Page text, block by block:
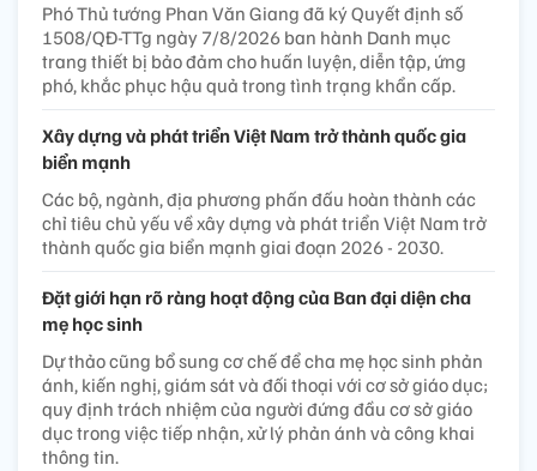
Phó Thủ tướng Phan Văn Giang đã ký Quyết định số
1508/QĐ-TTg ngày 7/8/2026 ban hành Danh mục
trang thiết bị bảo đảm cho huấn luyện, diễn tập, ứng
phó, khắc phục hậu quả trong tình trạng khẩn cấp.
Xây dựng và phát triển Việt Nam trở thành quốc gia
biển mạnh
Các bộ, ngành, địa phương phấn đấu hoàn thành các
chỉ tiêu chủ yếu về xây dựng và phát triển Việt Nam trở
thành quốc gia biển mạnh giai đoạn 2026 - 2030.
Đặt giới hạn rõ ràng hoạt động của Ban đại diện cha
mẹ học sinh
Dự thảo cũng bổ sung cơ chế để cha mẹ học sinh phản
ánh, kiến nghị, giám sát và đối thoại với cơ sở giáo dục;
quy định trách nhiệm của người đứng đầu cơ sở giáo
dục trong việc tiếp nhận, xử lý phản ánh và công khai
thông tin.